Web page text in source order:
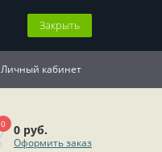
Закрыть
Личный кабинет
0 0 руб.
Оформить заказ